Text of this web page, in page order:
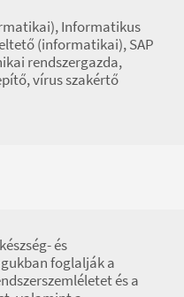
Informatikus
(informatikai), SAP
rendszergazda,
vírus szakértő
és
foglalják a
és a